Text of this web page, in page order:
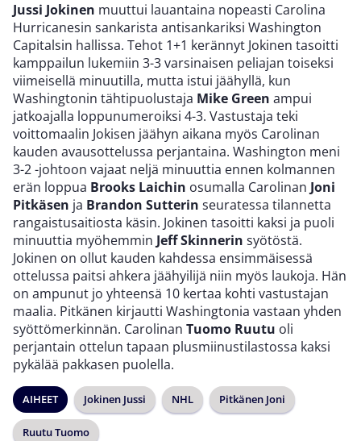
Jussi Jokinen muuttui lauantaina nopeasti Carolina
Hurricanesin sankarista antisankariksi Washington
Capitalsin hallissa. Tehot 1+1 kerännyt Jokinen tasoitti
kamppailun lukemiin 3-3 varsinaisen peliajan toiseksi
viimeisellä minuutilla, mutta istui jäähyllä, kun
Washingtonin tähtipuolustaja Mike Green ampui
jatkoajalla loppunumeroiksi 4-3. Vastustaja teki
voittomaalin Jokisen jäähyn aikana myös Carolinan
kauden avausottelussa perjantaina. Washington meni
3-2 -johtoon vajaat neljä minuuttia ennen kolmannen
erän loppua Brooks Laichin osumalla Carolinan Joni
Pitkäsen ja Brandon Sutterin seuratessa tilannetta
rangaistusaitiosta käsin. Jokinen tasoitti kaksi ja puoli
minuuttia myöhemmin Jeff Skinnerin syötöstä.
Jokinen on ollut kauden kahdessa ensimmäisessä
ottelussa paitsi ahkera jäähyilijä niin myös laukoja. Hän
on ampunut jo yhteensä 10 kertaa kohti vastustajan
maalia. Pitkänen kirjautti Washingtonia vastaan yhden
syöttömerkinnän. Carolinan Tuomo Ruutu oli
perjantain ottelun tapaan plusmiinustilastossa kaksi
pykälää pakkasen puolella.
AIHEET Jokinen Jussi NHL Pitkänen Joni
Ruutu Tuomo